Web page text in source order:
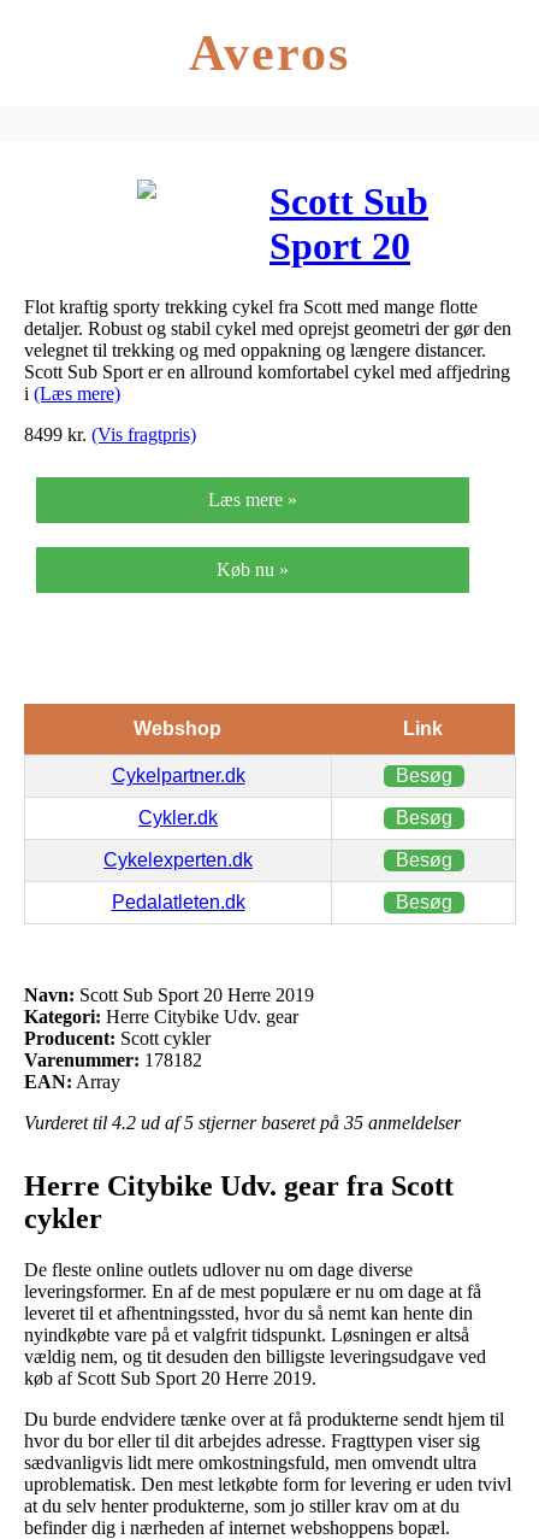
Averos
Scott Sub
Sport 20
Herre 2019
Flot kraftig sporty trekking cykel fra Scott med mange flotte
detaljer. Robust og stabil cykel med oprejst geometri der gør den
velegnet til trekking og med oppakning og længere distancer.
Scott Sub Sport er en allround komfortabel cykel med affjedring
i (Læs mere)
8499 kr. (Vis fragtpris)
Læs mere »
Køb nu »
Webshop Link
Cykelpartner.dk Besøg
Cykler.dk Besøg
Cykelexperten.dk Besøg
Pedalatleten.dk Besøg
Navn: Scott Sub Sport 20 Herre 2019
Kategori: Herre Citybike Udv. gear
Producent: Scott cykler
Varenummer: 178182
EAN: Array
Vurderet til 4.2 ud af 5 stjerner baseret på 35 anmeldelser
Herre Citybike Udv. gear fra Scott
cykler
De fleste online outlets udlover nu om dage diverse
leveringsformer. En af de mest populære er nu om dage at få
leveret til et afhentningssted, hvor du så nemt kan hente din
nyindkøbte vare på et valgfrit tidspunkt. Løsningen er altså
vældig nem, og tit desuden den billigste leveringsudgave ved
køb af Scott Sub Sport 20 Herre 2019.
Du burde endvidere tænke over at få produkterne sendt hjem til
hvor du bor eller til dit arbejdes adresse. Fragttypen viser sig
sædvanligvis lidt mere omkostningsfuld, men omvendt ultra
uproblematisk. Den mest letkøbte form for levering er uden tvivl
at du selv henter produkterne, som jo stiller krav om at du
befinder dig i nærheden af internet webshoppens bopæl.